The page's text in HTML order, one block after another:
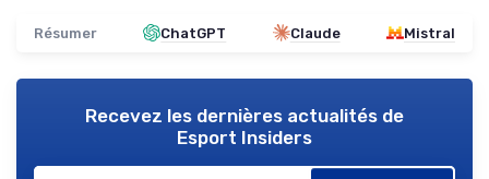
Résumer ChatGPT Claude Mistral
Recevez les dernières actualités de
Esport Insiders